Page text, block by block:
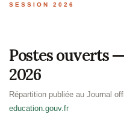
SESSION 2026
Postes ouverts
2026
Répartition publiée au Journal
education.gouv.fr